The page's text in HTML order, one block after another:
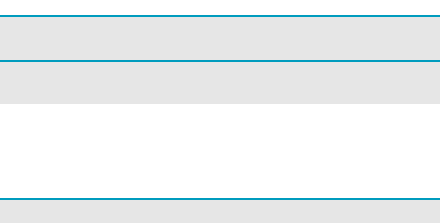
sprechen Sie uns
Spannung:
Schutz: